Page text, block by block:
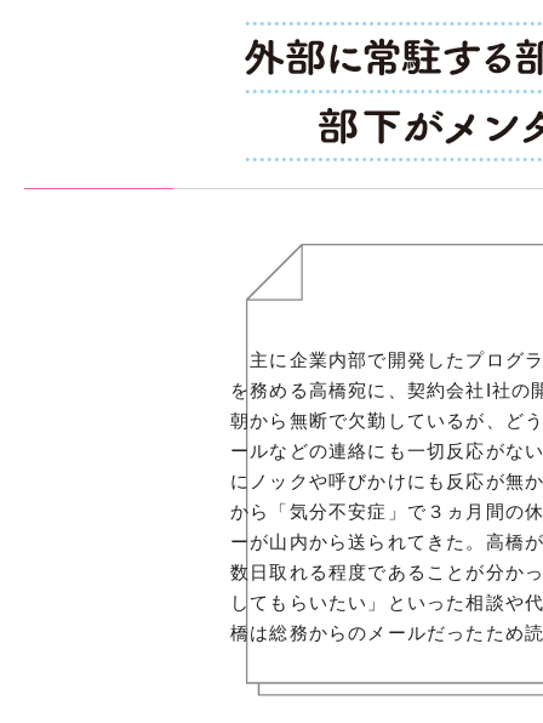
主に企業内部で開発したプログ
を務める高橋宛に、契約会社I社の
朝から無断で欠勤しているが、ど
ールなどの連絡にも一切反応がな
にノックや呼びかけにも反応が無
から「気分不安症」で３ヵ月間の
ーが山内から送られてきた。高橋
数日取れる程度であることが分か
してもらいたい」といった相談や
橋は総務からのメールだったため